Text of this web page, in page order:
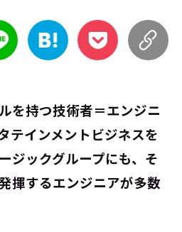
を持つ技術者＝エンジニ
テインメントビジネスを
ジックグループにも、そ
揮するエンジニアが多数